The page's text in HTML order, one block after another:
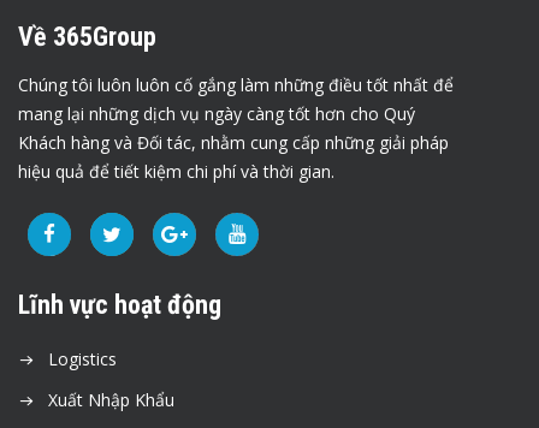
Về 365Group
Chúng tôi luôn luôn cố gắng làm những điều tốt nhất để
mang lại những dịch vụ ngày càng tốt hơn cho Quý
Khách hàng và Đối tác, nhằm cung cấp những giải pháp
hiệu quả để tiết kiệm chi phí và thời gian.
Lĩnh vực hoạt động
Logistics
Xuất Nhập Khẩu